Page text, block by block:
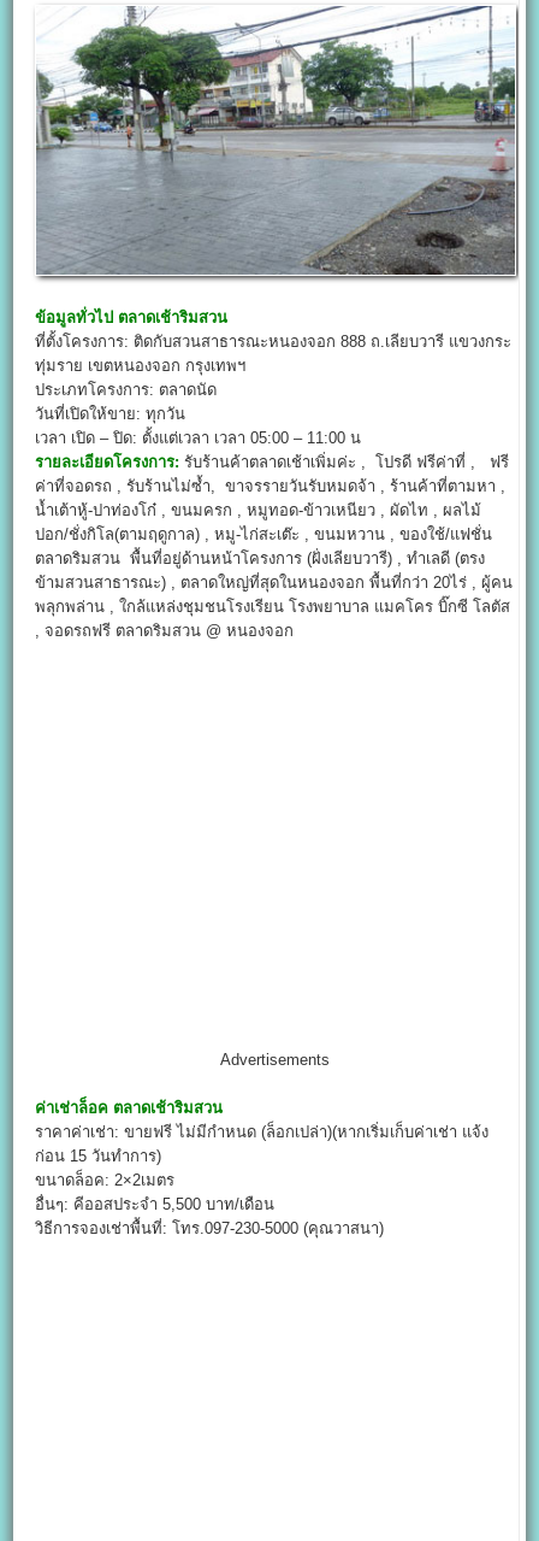
ข้อมูลทั่วไป ตลาดเช้าริมสวน
ที่ตั้งโครงการ: ติดกับสวนสาธารณะหนองจอก 888 ถ.เลียบวารี แขวงกระ
ทุ่มราย เขตหนองจอก กรุงเทพฯ
ประเภทโครงการ: ตลาดนัด
วันที่เปิดให้ขาย: ทุกวัน
เวลา เปิด – ปิด: ตั้งแต่เวลา เวลา 05:00 – 11:00 น
รายละเอียดโครงการ: รับร้านค้าตลาดเช้าเพิ่มค่ะ , โปรดี ฟรีค่าที่ , ฟรี
ค่าที่จอดรถ , รับร้านไม่ซ้ำ, ขาจรรายวันรับหมดจ้า , ร้านค้าที่ตามหา ,
น้ำเต้าหู้-ปาท่องโก๋ , ขนมครก , หมูทอด-ข้าวเหนียว , ผัดไท , ผลไม้
ปอก/ชั่งกิโล(ตามฤดูกาล) , หมู-ไก่สะเต๊ะ , ขนมหวาน , ของใช้/แฟชั่น
ตลาดริมสวน พื้นที่อยู่ด้านหน้าโครงการ (ฝั่งเลียบวารี) , ทำเลดี (ตรง
ข้ามสวนสาธารณะ) , ตลาดใหญ่ที่สุดในหนองจอก พื้นที่กว่า 20ไร่ , ผู้คน
พลุกพล่าน , ใกล้แหล่งชุมชนโรงเรียน โรงพยาบาล แมคโคร บิ๊กซี โลตัส
, จอดรถฟรี ตลาดริมสวน @ หนองจอก
Advertisements
ค่าเช่าล็อค ตลาดเช้าริมสวน
ราคาค่าเช่า: ขายฟรี ไม่มีกำหนด (ล็อกเปล่า)(หากเริ่มเก็บค่าเช่า แจ้ง
ก่อน 15 วันทำการ)
ขนาดล็อค: 2×2เมตร
อื่นๆ: คีออสประจำ 5,500 บาท/เดือน
วิธีการจองเช่าพื้นที่: โทร.097-230-5000 (คุณวาสนา)